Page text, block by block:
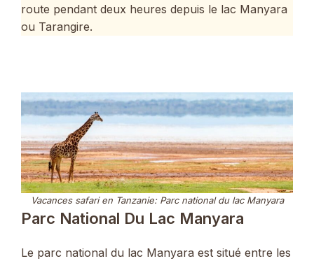
route pendant deux heures depuis le lac Manyara
ou Tarangire.
Vacances safari en Tanzanie: Parc national du lac Manyara
Parc National Du Lac Manyara
Le parc national du lac Manyara est situé entre les